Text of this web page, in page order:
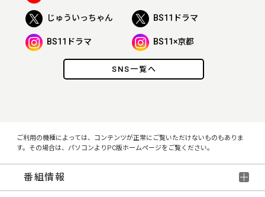
SNS一覧へ
じゅういっちゃん BS11ドラマ
BS11ドラマ BS11×京都
ご利用の機種によっては、コンテンツが正常にご覧いただけないものもありま
す。その場合は、パソコンよりPC版ホームページをご覧ください。
番組情報